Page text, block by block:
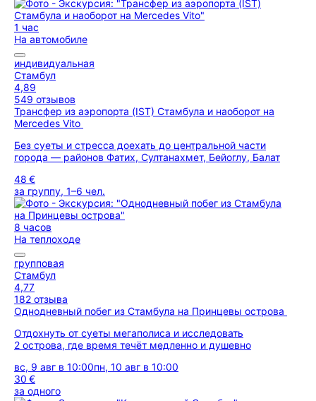
1 час
На автомобиле
индивидуальная
Стамбул
4,89
549 отзывов
Трансфер из аэропорта (IST) Стамбула и наоборот на
Mercedes Vito
Без суеты и стресса доехать до центральной части
города — районов Фатих, Султанахмет, Бейоглу, Балат
48 €
за группу, 1–6 чел.
8 часов
На теплоходе
групповая
Стамбул
4,77
182 отзыва
Однодневный побег из Стамбула на Принцевы острова
Отдохнуть от суеты мегаполиса и исследовать
2 острова, где время течёт медленно и душевно
вс, 9 авг в 10:00пн, 10 авг в 10:00
30 €
за одного